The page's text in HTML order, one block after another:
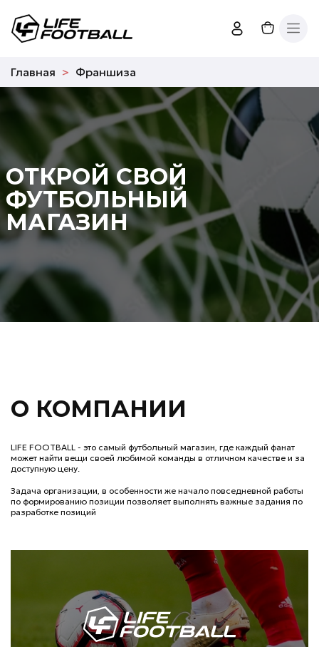
Главная Франшиза
ОТКРОЙ СВОЙ
ФУТБОЛЬНЫЙ
МАГАЗИН
О КОМПАНИИ
LIFE FOOTBALL - это самый футбольный магазин, где каждый фанат
может найти вещи своей любимой команды в отличном качестве и за
доступную цену.
Задача организации, в особенности же начало повседневной работы
по формированию позиции позволяет выполнять важные задания по
разработке позиций